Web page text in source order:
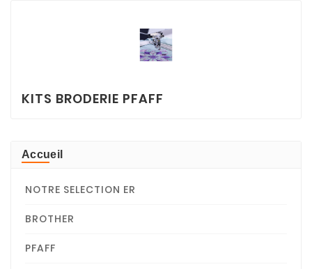
KITS BRODERIE PFAFF
Accueil
NOTRE SELECTION ER
BROTHER
PFAFF